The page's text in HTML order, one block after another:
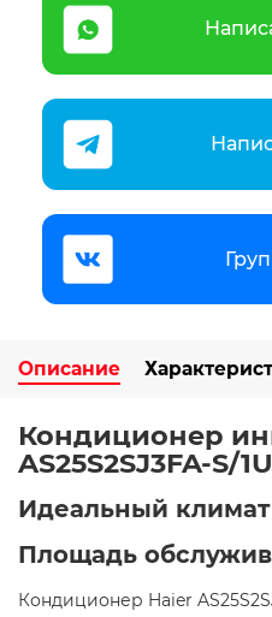
Описание
Кондиционер
AS25S2SJ3FA-S/
Идеальный
Площадь
Кондиционер Haier